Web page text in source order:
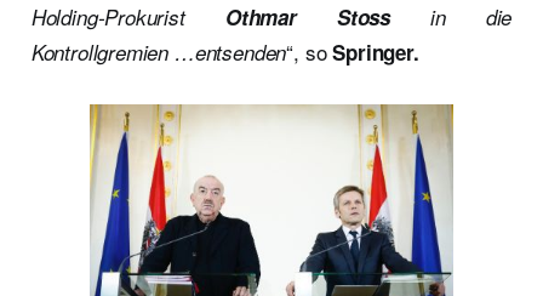
Holding-Prokurist Othmar Stossin die
Kontrollgremien …entsenden“, soSpringer.